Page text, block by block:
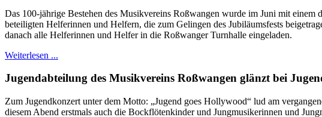
Das 100-jährige Bestehen des Musikvereins Roßwangen wurde im Juni mit
beteiligten Helferinnen und Helfern, die zum Gelingen des Jubiläumsfests
danach alle Helferinnen und Helfer in die Roßwanger Turnhalle eingeladen.
Weiterlesen ...
Jugendabteilung des Musikvereins Roßwangen glänzt bei
Zum Jugendkonzert unter dem Motto: „Jugend goes Hollywood“ lud am
diesem Abend erstmals auch die Bockflötenkinder und Jungmusikerinnen und